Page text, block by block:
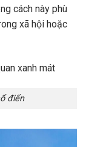
cách này phù
xã hội hoặc
điển